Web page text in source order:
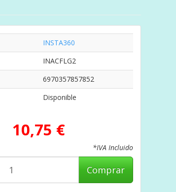
INSTA360
INACFLG2
6970357857852
Disponible
10,75 €
*IVA Incluido
Comprar